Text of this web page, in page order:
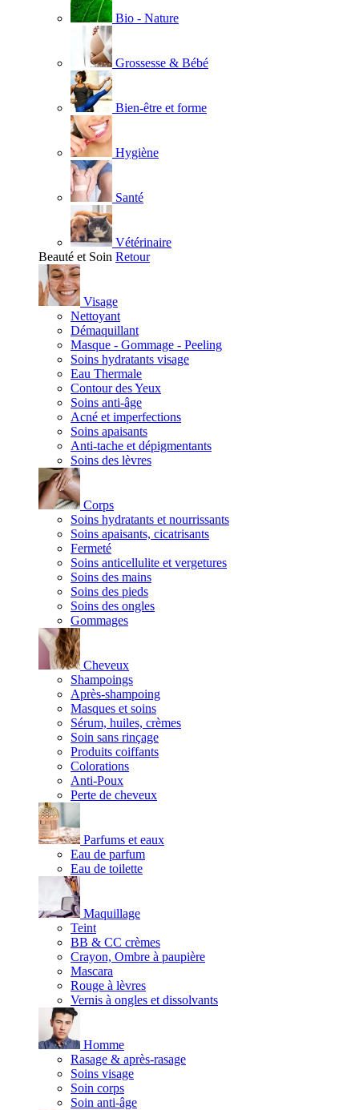
Bio - Nature
Grossesse & Bébé
Bien-être et forme
Hygiène
Santé
Vétérinaire
Beauté et Soin Retour
Visage
Nettoyant
Démaquillant
Masque - Gommage - Peeling
Soins hydratants visage
Eau Thermale
Contour des Yeux
Soins anti-âge
Acné et imperfections
Soins apaisants
Anti-tache et dépigmentants
Soins des lèvres
Corps
Soins hydratants et nourrissants
Soins apaisants, cicatrisants
Fermeté
Soins anticellulite et vergetures
Soins des mains
Soins des pieds
Soins des ongles
Gommages
Cheveux
Shampoings
Après-shampoing
Masques et soins
Sérum, huiles, crèmes
Soin sans rinçage
Produits coiffants
Colorations
Anti-Poux
Perte de cheveux
Parfums et eaux
Eau de parfum
Eau de toilette
Maquillage
Teint
BB & CC crèmes
Crayon, Ombre à paupière
Mascara
Rouge à lèvres
Vernis à ongles et dissolvants
Homme
Rasage & après-rasage
Soins visage
Soin corps
Soin anti-âge